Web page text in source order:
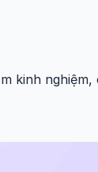
kinh